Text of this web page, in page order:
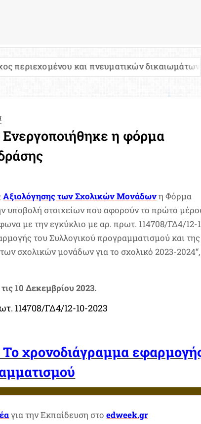
και πνευματικών δικαιωμάτων
η φόρμα
Αξιολόγησης των Σχολικών Μονάδωνη Φόρμα
υποβολή στοιχείων που αφορούν το πρώτο
με την εγκύκλιο με αρ. πρωτ. 114708/ΓΔ4/12-
του Συλλογικού προγραμματισμού και της
σχολικών μονάδων για το σχολικό 2023-2024“,
10 Δεκεμβρίου 2023.
114708/ΓΔ4/12-10-2023
χρονοδιάγραμμα
για την Εκπαίδευση στοedweek.gr